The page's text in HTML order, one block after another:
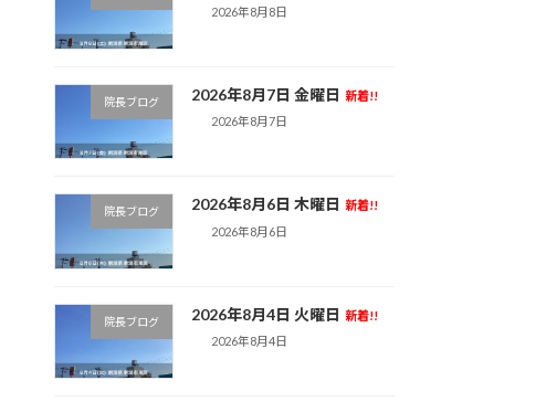
2026年8月8日
院長ブログ 2026年8月7日 金曜日 新着!!
2026年8月7日
院長ブログ 2026年8月6日 木曜日 新着!!
2026年8月6日
院長ブログ 2026年8月4日 火曜日 新着!!
2026年8月4日